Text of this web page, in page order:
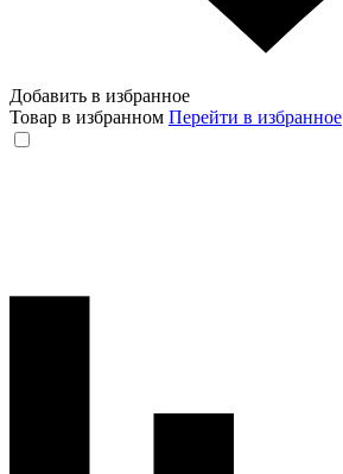
Добавить в избранное
Товар в избранном Перейти в избранное